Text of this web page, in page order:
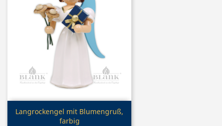
Vorschau
Langrockengel mit Blumengruß,
farbig